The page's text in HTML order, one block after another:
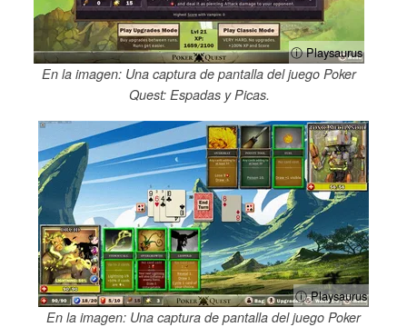
ⓘ Playsaurus
En la imagen: Una captura de pantalla del juego Poker
Quest: Espadas y Picas.
ⓘ Playsaurus
En la imagen: Una captura de pantalla del juego Poker